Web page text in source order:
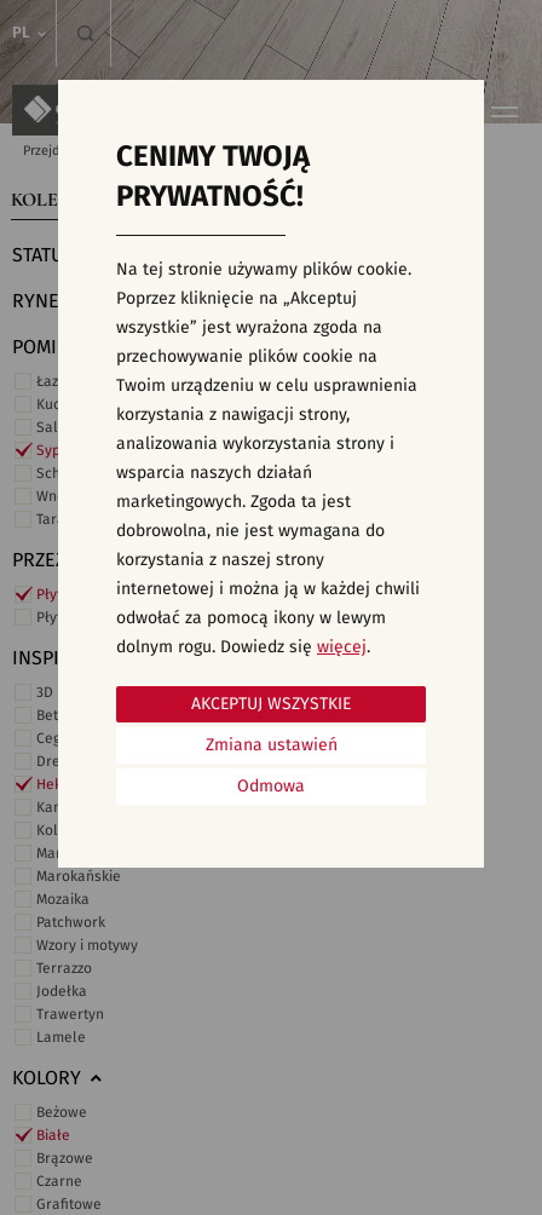
PL
Przejdź do strony głównej Kolekcje
KOLEKCJE WYSZUKIWARKA PŁYTEK
STATUS
RYNEK
POMIESZCZENIE
Łazienka
Kuchnia
Salon i hol
Sypialnia
Schody
Wnętrza komercyjne
Taras i ogród
PRZEZNACZENIE
Płytki ścienne
Płytki podłogowe
INSPIRACJE
3D i struktury
Beton
Cegiełki
Drewno
Heksagonalne
Kamień
Kolor
Marmur
Marokańskie
Mozaika
Patchwork
Wzory i motywy
Terrazzo
Jodełka
Trawertyn
Lamele
KOLORY
Beżowe
Białe
Brązowe
Czarne
Grafitowe
CENIMY TWOJĄ
PRYWATNOŚĆ!
Na tej stronie używamy plików cookie.
Poprzez kliknięcie na „Akceptuj
wszystkie” jest wyrażona zgoda na
przechowywanie plików cookie na
Twoim urządzeniu w celu usprawnienia
korzystania z nawigacji strony,
analizowania wykorzystania strony i
wsparcia naszych działań
marketingowych. Zgoda ta jest
dobrowolna, nie jest wymagana do
korzystania z naszej strony
internetowej i można ją w każdej chwili
odwołać za pomocą ikony w lewym
dolnym rogu. Dowiedz się więcej.
Odmowa
Zmiana ustawień
AKCEPTUJ WSZYSTKIE